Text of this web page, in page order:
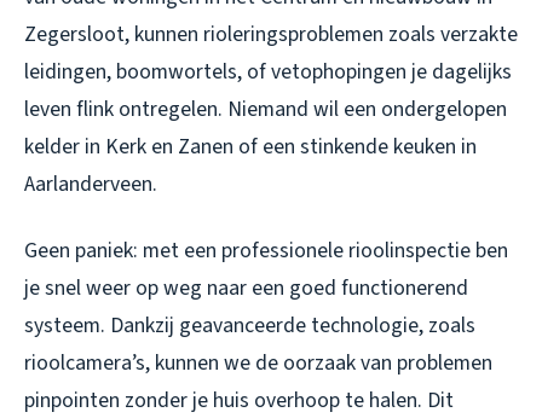
Zegersloot, kunnen rioleringsproblemen zoals verzakte
leidingen, boomwortels, of vetophopingen je dagelijks
leven flink ontregelen. Niemand wil een ondergelopen
kelder in Kerk en Zanen of een stinkende keuken in
Aarlanderveen.
Geen paniek: met een professionele rioolinspectie ben
je snel weer op weg naar een goed functionerend
systeem. Dankzij geavanceerde technologie, zoals
rioolcamera’s, kunnen we de oorzaak van problemen
pinpointen zonder je huis overhoop te halen. Dit